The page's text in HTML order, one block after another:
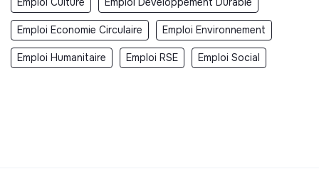
Emploi Economie Circulaire Emploi Environnement
Emploi Humanitaire Emploi RSE Emploi Social